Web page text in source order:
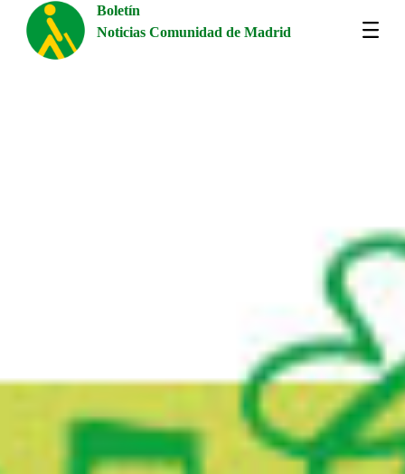
Boletín
Noticias Comunidad de Madrid